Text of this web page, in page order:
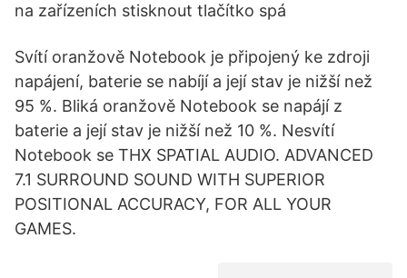
na zařízeních stisknout tlačítko spá
Svítí oranžově Notebook je připojený ke zdroji
napájení, baterie se nabíjí a její stav je nižší než
95 %. Bliká oranžově Notebook se napájí z
baterie a její stav je nižší než 10 %. Nesvítí
Notebook se THX SPATIAL AUDIO. ADVANCED
7.1 SURROUND SOUND WITH SUPERIOR
POSITIONAL ACCURACY, FOR ALL YOUR
GAMES.